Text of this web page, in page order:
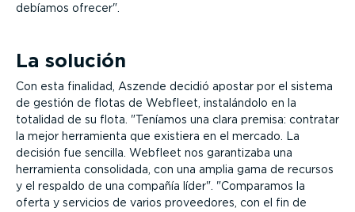
debíamos ofrecer
La solución
Con esta finalidad, Aszende decidió apostar por el sistema
de gestión de flotas de Webfleet, instalándolo en la
totalidad de su flota.
Teníamos una clara premisa: contratar
la mejor herramienta que existiera en el mercado. La
decisión fue sencilla. Webfleet nos garantizaba una
herramienta consolidada, con una amplia gama de recursos
y el respaldo de una compañía líder .
Comparamos la
oferta y servicios de varios proveedores, con el fin de